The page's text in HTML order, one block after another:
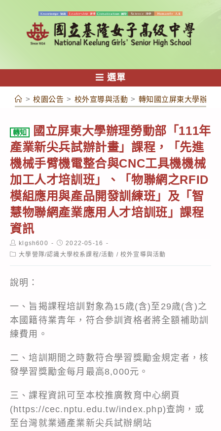
容
選單
> 校園公告 > 校外宣導與活動 > 轉知國立屏東大學辦理
轉知
國立屏東大學辦理勞動部「111年
產業新尖兵試辦計畫」課程，「先進
機械手臂機電整合與CNC工具機機械
加工人才培訓班」、「物聯網之RFID
模組應用與產品開發訓練班」及「智
慧物聯網產業應用人才培訓班」課程
資訊
Post
author:
klgsh600
Post
published:
2022-05-16
Post大學營隊/認識大學校系課程/活動 / 校外宣導與活動
說明：
一、旨揭課程培訓對象為15歳(含)至29歳(含)之
本國籍待業青年，符合參訓資格者將全額補助訓
練費用。
二、培訓期間之時數符合學習獎勵金規定者，核
發學習獎勵金每月最高8,000元。
三、課程資訊可至本校推廣教育中心網頁
(https://cec.nptu.edu.tw/index.php)查詢，或
至台灣就業通產業新尖兵試辦網站